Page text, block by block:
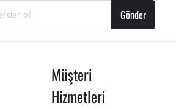
Gönder
Müşteri
Hizmetleri